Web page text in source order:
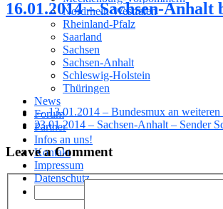
Nordrhein-Westfalen
Rheinland-Pfalz
Saarland
Sachsen
Sachsen-Anhalt
Schleswig-Holstein
Thüringen
News
Forum
Partner
Infos an uns!
Kontakt
Impressum
Datenschutz
16.01.2014 – Sachsen-Anhalt
← 13.01.2014 – Bundesmux an weiteren
23.01.2014 – Sachsen-Anhalt – Sender
Leave a Comment